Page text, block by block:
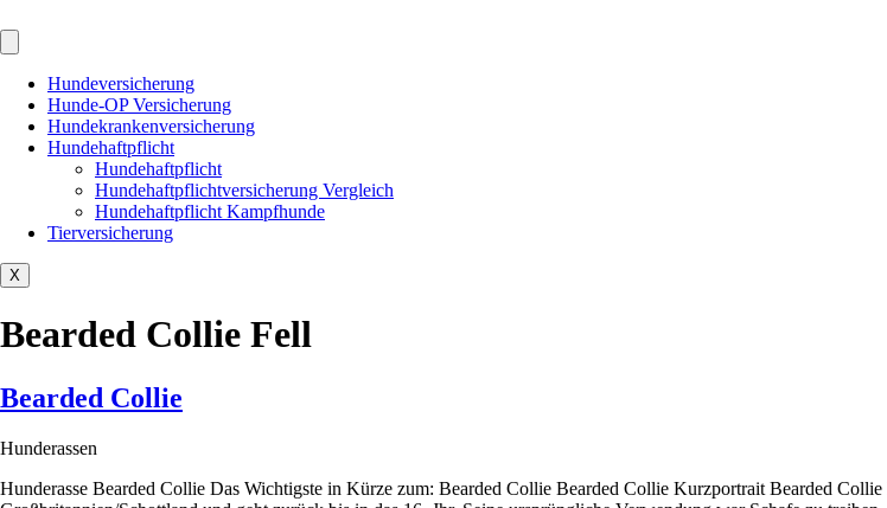
Hundeversicherung
Hunde-OP Versicherung
Hundekrankenversicherung
Hundehaftpflicht
Hundehaftpflicht
Hundehaftpflichtversicherung Vergleich
Hundehaftpflicht Kampfhunde
Tierversicherung
X
Bearded Collie Fell
Bearded Collie
Hunderassen
Hunderasse Bearded Collie Das Wichtigste in Kürze zum: Bearded Collie Bearded Collie Kurzportrait Bearded